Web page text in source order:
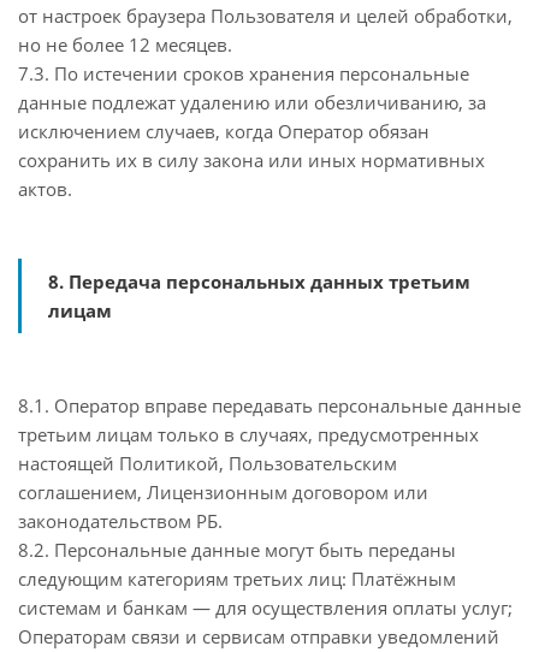
от настроек браузера Пользователя и целей обработки,
но не более 12 месяцев.
7.3. По истечении сроков хранения персональные
данные подлежат удалению или обезличиванию, за
исключением случаев, когда Оператор обязан
сохранить их в силу закона или иных нормативных
актов.
8. Передача персональных данных третьим
лицам
8.1. Оператор вправе передавать персональные данные
третьим лицам только в случаях, предусмотренных
настоящей Политикой, Пользовательским
соглашением, Лицензионным договором или
законодательством РБ.
8.2. Персональные данные могут быть переданы
следующим категориям третьих лиц: Платёжным
системам и банкам — для осуществления оплаты услуг;
Операторам связи и сервисам отправки уведомлений